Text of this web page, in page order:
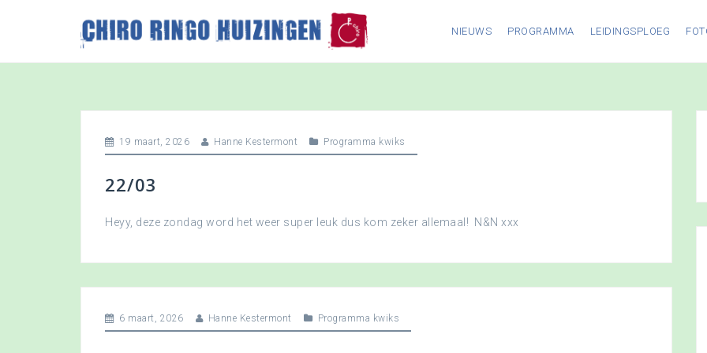
p
NIEUWS PROGRAMMA LEIDINGSPLOEG
19 maart, 2026 Hanne Kestermont Programma kwiks
22/03
Heyy, deze zondag word het weer super leuk dus kom zeker allemaal! N&N xxx
6 maart, 2026 Hanne Kestermont Programma kwiks